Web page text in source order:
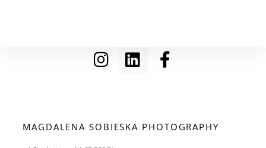
MAGDALENA SOBIESKA PHOTOGRAPHY